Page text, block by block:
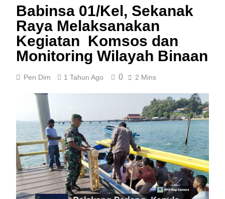
Babinsa 01/Kel, Sekanak
Raya Melaksanakan
Kegiatan Komsos dan
Monitoring Wilayah Binaan
Pen Dim 1 Tahun Ago 0 2 Mins